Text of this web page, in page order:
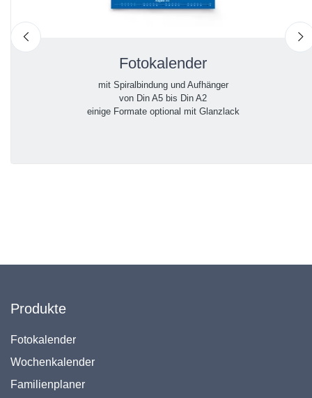
Fotokalender
mit Spiralbindung und Aufhänger
von Din A5 bis Din A2
einige Formate optional mit Glanzlack
Produkte
Fotokalender
Wochenkalender
Familienplaner